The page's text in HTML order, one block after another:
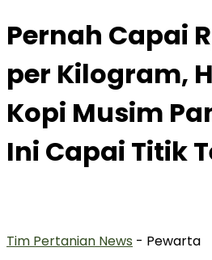
Pernah Capai
per Kilogram,
Kopi Musim
Ini Capai Titik
Tim Pertanian News - Pewarta